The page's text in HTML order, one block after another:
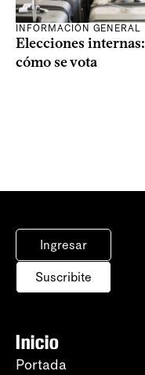
INFORMACIÓN GENERAL
Elecciones
cómo se vota
Ingresar
Suscribite
Inicio
Portada